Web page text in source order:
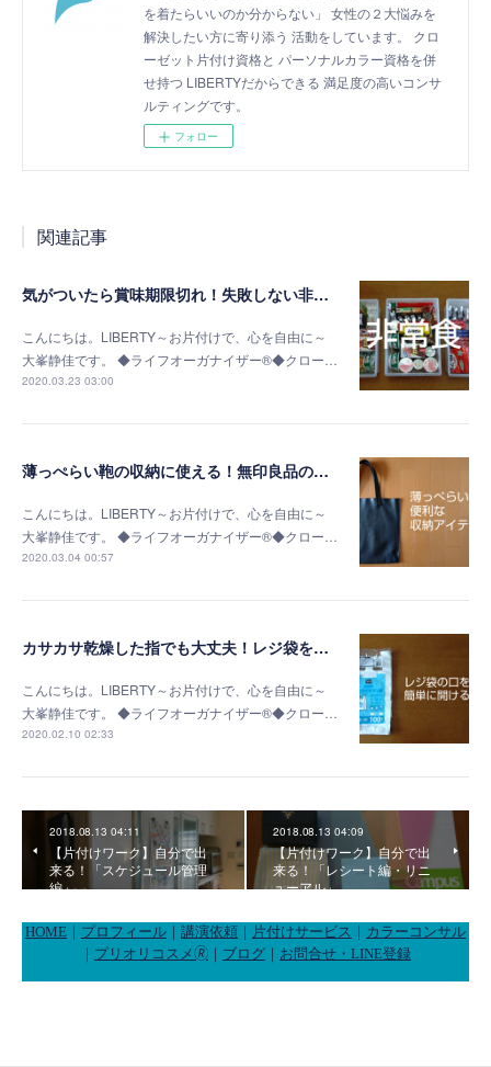
を着たらいいのか分からない」 女性の２大悩みを
解決したい方に寄り添う 活動をしています。 クロ
ーゼット片付け資格と パーソナルカラー資格を併
せ持つ LIBERTYだからできる 満足度の高いコンサ
ルティングです。
フォロー
関連記事
気がついたら賞味期限切れ！失敗しない非常食の選び方
こんにちは。LIBERTY～お片付けで、心を自由に～
大峯静佳です。 ◆ライフオーガナイザー®◆クロー…
2020.03.23 03:00
薄っぺらい鞄の収納に使える！無印良品の書類ケース
こんにちは。LIBERTY～お片付けで、心を自由に～
大峯静佳です。 ◆ライフオーガナイザー®◆クロー…
2020.03.04 00:57
カサカサ乾燥した指でも大丈夫！レジ袋を簡単に開く方法
こんにちは。LIBERTY～お片付けで、心を自由に～
大峯静佳です。 ◆ライフオーガナイザー®◆クロー…
2020.02.10 02:33
2018.08.13 04:11
【片付けワーク】自分で出
来る！「スケジュール管理
編」
2018.08.13 04:09
【片付けワーク】自分で出
来る！「レシート編・リニ
ューアル」